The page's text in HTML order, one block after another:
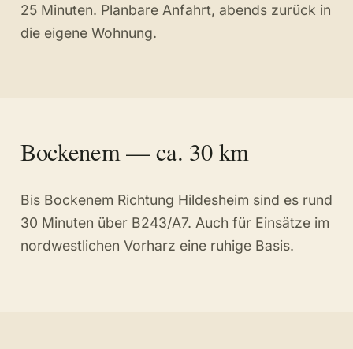
25 Minuten. Planbare Anfahrt, abends zurück in
die eigene Wohnung.
Bockenem — ca. 30 km
Bis Bockenem Richtung Hildesheim sind es rund
30 Minuten über B243/A7. Auch für Einsätze im
nordwestlichen Vorharz eine ruhige Basis.